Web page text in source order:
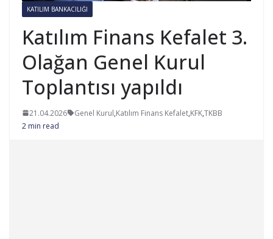
KATILIM BANKACILIĞI
Katılım Finans Kefalet 3.
Olağan Genel Kurul
Toplantısı yapıldı
21.04.2026 Genel Kurul,Katılım Finans Kefalet,KFK,TKBB
2 min read